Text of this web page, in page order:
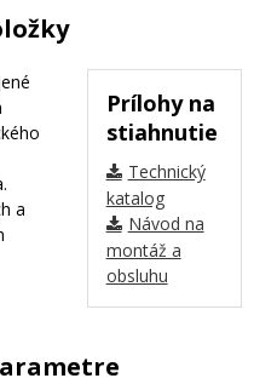
Prílohy na
stiahnutie
Technický
katalog
Návod na
montáž a
obsluhu
a